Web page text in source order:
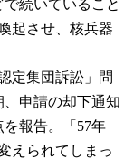
続いていること
起させ、核兵器
定集団訴訟」問
申請の却下通知
報告。「57年
えられてしまっ